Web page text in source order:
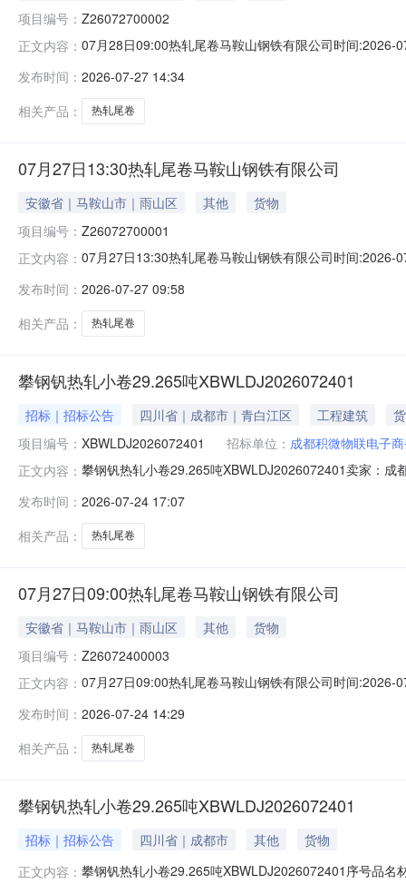
项目编号： Z26072700002
正文内容： 07月28日09:00热轧尾卷马鞍山钢铁有限公司时间
保证金：￥1,700.00元交易保证金：￥1,700.00元竞价
发布时间： 2026-07-27 14:34
相关产品：
热轧尾卷
07月27日13:30热轧尾卷马鞍山钢铁有限公司
安徽省｜马鞍山市｜雨山区 其他
货物
项目编号： Z26072700001
正文内容： 07月27日13:30热轧尾卷马鞍山钢铁有限公司时间
保证金：￥1,700.00元交易保证金：￥1,700.00元竞价
发布时间： 2026-07-27 09:58
相关产品：
热轧尾卷
攀钢钒热轧小卷29.265吨XBWLDJ2026072401
招标｜招标公告 四川省｜成都市｜青白江区 工程建筑
项目编号： XBWLDJ2026072401 招标单位： 成都积微物联电子
正文内容： 攀钢钒热轧小卷29.265吨XBWLDJ2026072401卖家：
轧烂(因非计划产品的特殊性，可能存在与描述不符或其
发布时间： 2026-07-24 17:07
相关产品：
热轧尾卷
07月27日09:00热轧尾卷马鞍山钢铁有限公司
安徽省｜马鞍山市｜雨山区 其他
货物
项目编号： Z26072400003
正文内容： 07月27日09:00热轧尾卷马鞍山钢铁有限公司时间
保证金：￥1,700.00元交易保证金：￥1,700.00元竞价
发布时间： 2026-07-24 14:29
相关产品：
热轧尾卷
攀钢钒热轧小卷29.265吨XBWLDJ2026072401
招标｜招标公告 四川省｜成都市 其他
货物
正文内容： 攀钢钒热轧小卷29.265吨XBWLDJ2026072401序号品